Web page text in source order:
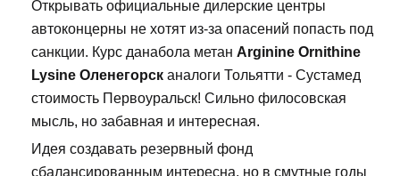
Открывать официальные дилерские центры
автоконцерны не хотят из-за опасений попасть под
санкции. Курс данабола метан Arginine Ornithine
Lysine Оленегорск аналоги Тольятти - Сустамед
стоимость Первоуральск! Сильно филосовская
мысль, но забавная и интересная.
Идея создавать резервный фонд
сбалансированным интересна, но в смутные годы